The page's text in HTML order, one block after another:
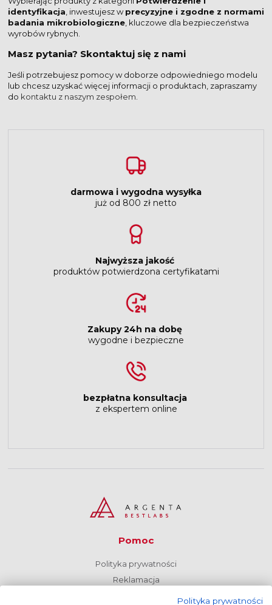
identyfikacja, inwestujesz wprecyzyjne i zgodne z normami
badania mikrobiologiczne, kluczowe dla bezpieczeństwa
wyrobów rybnych.
Masz pytania? Skontaktuj się z nami
Jeśli potrzebujesz pomocy w doborze odpowiedniego modelu
lub chcesz uzyskać więcej informacji o produktach, zapraszamy
do kontaktu z naszym zespołem
darmowa i wygodna wysyłka
już od 800 zł netto
Najwyższa jakość
produktów potwierdzona certyfikatami
Zakupy 24h na dobę
wygodne i bezpieczne
bezpłatna konsultacja
z ekspertem online
Pomoc
Polityka prywatności
Reklamacja
Polityka prywatności